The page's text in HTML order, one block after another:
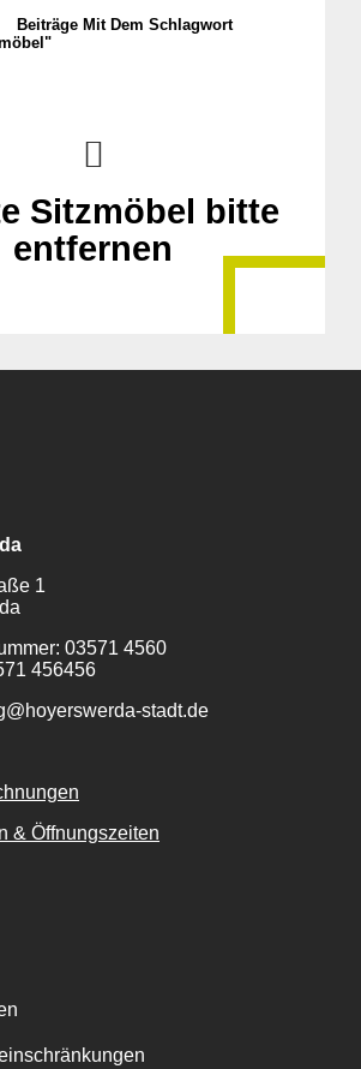
Beiträge Mit Dem Schlagwort
Sitzmöbel bitte
entfernen
1
03571 4560
456456
stadt.de
& Öffnungszeiten